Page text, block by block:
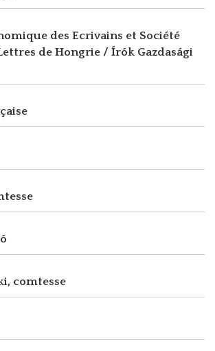
des Ecrivains et Société
de Hongrie / Írók Gazdasági
comtesse